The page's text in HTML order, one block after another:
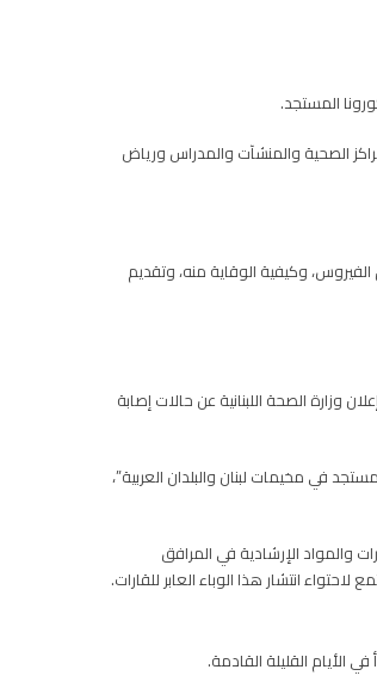
المستجد.
والمراكز الصحية والمنشآت والمدراس ورياض
وكيفية الوقاية منه، وتقديم
الصحة اللبنانية عن حالات إصابة
في مخيمات لبنان والبلدان العربية”،
والمواد الإرشادية في المرافق
انتشار هذا الوباء العابر للقارات.
الأيام القليلة القادمة.